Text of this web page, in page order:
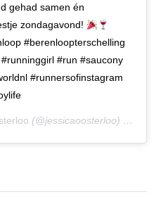
gehad samen én
zondagavond!
#berenloopterschelling
#run #saucony
#runnersofinstagram
(@jessicaoosterloo) on